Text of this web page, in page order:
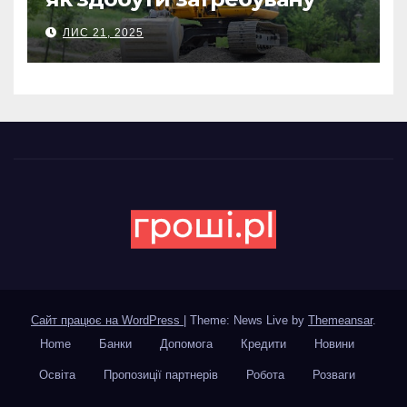
спеціальність та заробляти
гідні гроші
ЛИС 21, 2025
Сайт працює на WordPress | Theme: News Live by Themeansar.
Home
Банки Допомога Кредити Новини
Освіта Пропозиції партнерів Робота Розваги